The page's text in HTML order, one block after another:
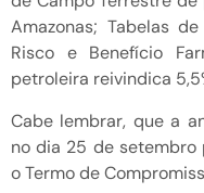
Amazonas; Tabelas
Risco e Benefício
petroleira reivindica
Cabe lembrar, que a
no dia 25 de setembro
o Termo de